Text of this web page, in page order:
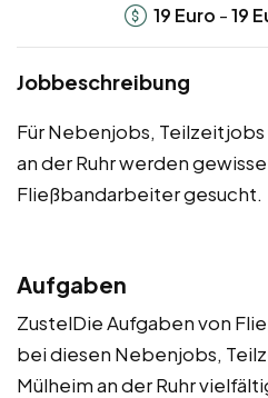
19 Euro -19
Jobbeschreibung
Für Nebenjobs,
an der Ruhr werden
Fließbandarbeiter gesucht.
Aufgaben
ZustelDie Aufgaben von
bei diesen Nebenjobs,
Mülheim an der Ruhr